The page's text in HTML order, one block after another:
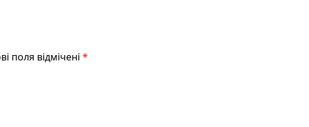
поля відмічені *